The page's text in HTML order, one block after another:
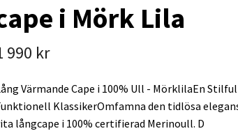
i Mörk Lila
990 kr
Värmande Cape i 100% Ull - MörklilaEn
KlassikerOmfamna den tidlösa
långcape i 100% certifierad Merinoull. D